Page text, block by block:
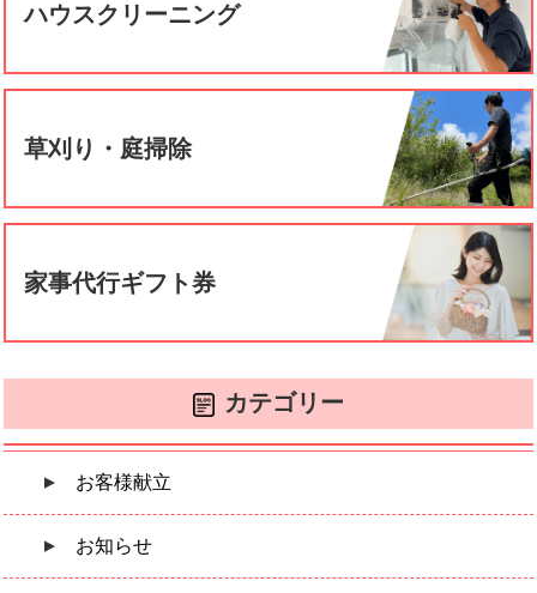
ハウスクリーニング
草刈り・庭掃除
家事代行ギフト券
カテゴリー
お客様献立
お知らせ